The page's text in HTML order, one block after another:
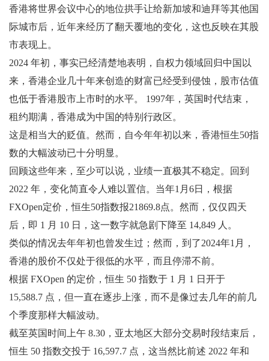
香港将世界会议中心的地位拱手让给新加坡和迪拜等其他国
际城市后，近年来经历了翻天覆地的变化，这也反映在其股
市表现上。
2024 年初，事实已经清楚地表明，自权力领域回归中国以
来，香港企业几十年来创造的财富已经受到侵蚀，股市估值
也低于香港股市上市时的水平。 1997年，英国时代结束，
租约期满，香港成为中国的特别行政区。
这是相当大的贬值。然而，自今年年初以来，香港恒生50指
数的大幅波动已十分明显。
回顾这些年来，至少可以说，业绩一直极其不稳定。回到
2022 年，变化简直令人难以置信。当年1月6日，根据
FXOpen定价，恒生50指数报21869.8点。然而，仅仅四天
后，即 1 月 10 日，这一数字就急剧下降至 14,849 人。
类似的情况去年年初也曾发生过；然而，到了2024年1月，
香港的股价不仅处于很低的水平，而且停滞不前。
根据 FXOpen 的定价，恒生 50 指数于 1 月 1 日开于
15,588.7 点，但一直在逐步上涨，而不是像过去几年的前几
个季度那样大幅波动。
截至英国时间上午 8.30，亚太地区大部分交易时段结束后，
恒生 50 指数交投于 16,597.7 点，这当然比前述 2022 年和